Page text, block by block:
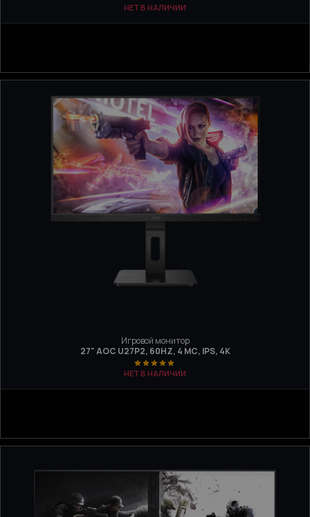
НЕТ В НАЛИЧИИ
Игровой монитор
27" AOC U27P2, 60HZ, 4 МС, IPS, 4K
НЕТ В НАЛИЧИИ